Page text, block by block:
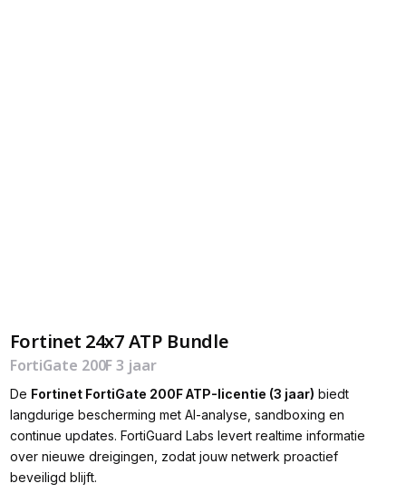
Fortinet 24x7 ATP Bundle
FortiGate 200F 3 jaar
De Fortinet FortiGate 200F ATP-licentie (3 jaar) biedt
langdurige bescherming met AI-analyse, sandboxing en
continue updates. FortiGuard Labs levert realtime informatie
over nieuwe dreigingen, zodat jouw netwerk proactief
beveiligd blijft.